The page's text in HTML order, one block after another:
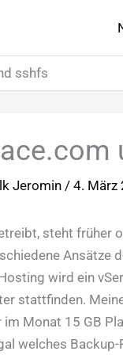
sshfs
Jeromin / 4. März
steht früher
Ansätze
wird ein
stattfinden.
im Monat 15 GB
welches